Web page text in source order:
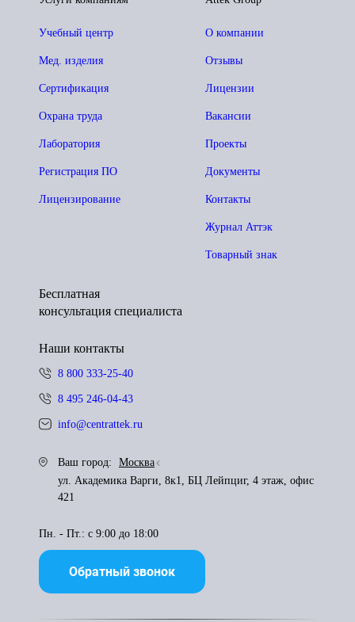
О компании
Отзывы
Лицензии
Вакансии
Проекты
Документы
Контакты
Журнал Аттэк
Товарный знак
Учебный центр
Мед. изделия
Сертификация
Охрана труда
Лаборатория
Регистрация ПО
Лицензирование
Бесплатная
консультация специалиста
Наши контакты
8 800 333-25-40
8 495 246-04-43
info@centrattek.ru
Ваш город:
Москва
ул. Академика Варги, 8к1, БЦ Лейпциг, 4 этаж, офис
421
Пн. - Пт.: с 9:00 до 18:00
Обратный звонок